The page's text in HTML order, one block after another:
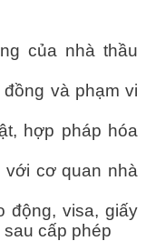
của nhà thầu
và phạm vi
hợp pháp hóa
với cơ quan nhà
động, visa, giấy
cấp phép